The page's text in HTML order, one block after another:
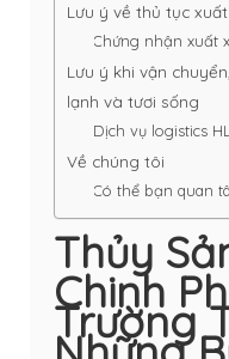
Lưu ý về thủ tục
Chứng nhận xuất
Lưu ý khi vận
lạnh và tươi sống
Dịch vụ logistics
Về chúng tôi
Có thể bạn quan
Thủy
Chinh
Trường